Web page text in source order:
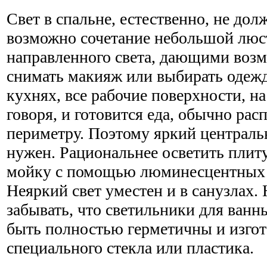
Свет в спальне, естественно, не
возможно сочетание небольшой
направленного света, дающими
снимать макияж или выбирать
кухнях, все рабочие поверхности,
говоря, и готовится еда, обычно
периметру. Поэтому яркий
нужен. Рациональнее осветить
мойку с помощью люминесцентных
Неяркий свет уместен и в
забывать, что светильники для
быть полностью герметичны и
специального стекла или пластика.